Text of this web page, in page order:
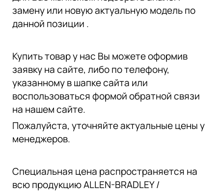
замену или новую актуальную модель по
данной позиции .
Купить товар у нас Вы можете оформив
заявку на сайте, либо по телефону,
указанному в шапке сайта или
воспользоваться формой обратной связи
на нашем сайте.
Пожалуйста, уточняйте актуальные цены у
менеджеров.
Специальная цена распространяется на
всю продукцию ALLEN-BRADLEY /